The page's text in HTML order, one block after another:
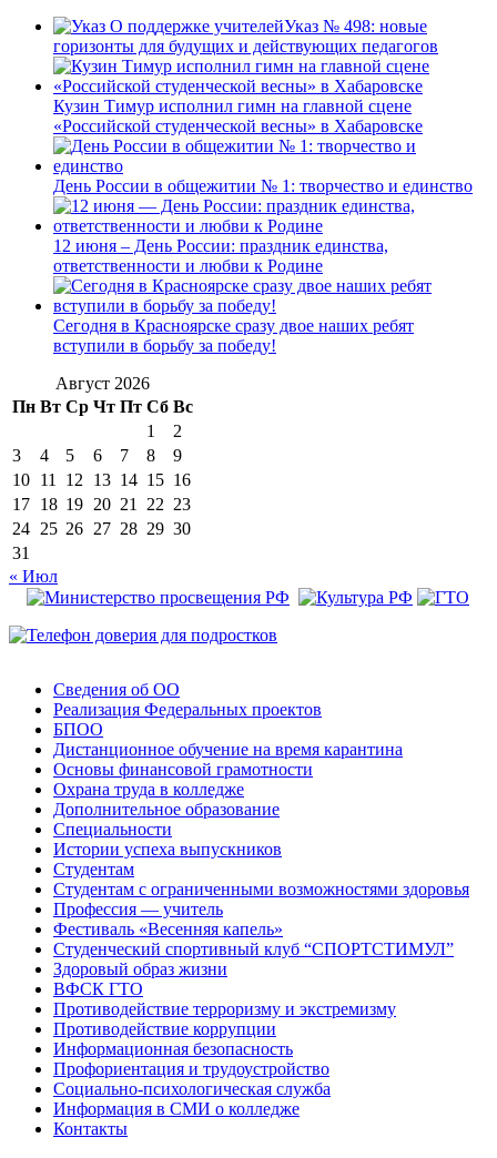
Указ № 498: новые
горизонты для будущих и действующих педагогов
Кузин Тимур исполнил гимн на главной сцене
«Российской студенческой весны» в Хабаровске
День России в общежитии № 1: творчество и единство
12 июня – День России: праздник единства,
ответственности и любви к Родине
Сегодня в Красноярске сразу двое наших ребят
вступили в борьбу за победу!
Август 2026
Пн Вт Ср Чт Пт Сб Вс
1
2
3
4 5 6 7 8
9
10 11 12 13 14 15 16
17 18 19 20 21 22 23
24 25 26 27 28 29 30
31
« Июл
Сведения об ОО
Реализация Федеральных проектов
БПОО
Дистанционное обучение на время карантина
Основы финансовой грамотности
Охрана труда в колледже
Дополнительное образование
Специальности
Истории успеха выпускников
Студентам
Студентам с ограниченными возможностями здоровья
Профессия — учитель
Фестиваль «Весенняя капель»
Студенческий спортивный клуб “СПОРТСТИМУЛ”
Здоровый образ жизни
ВФСК ГТО
Противодействие терроризму и экстремизму
Противодействие коррупции
Информационная безопасность
Профориентация и трудоустройство
Социально-психологическая служба
Информация в СМИ о колледже
Контакты